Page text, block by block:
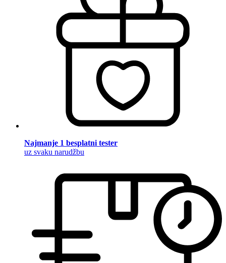
Najmanje 1 besplatni tester
uz svaku narudžbu